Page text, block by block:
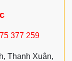
377 259
Thanh Xuân,